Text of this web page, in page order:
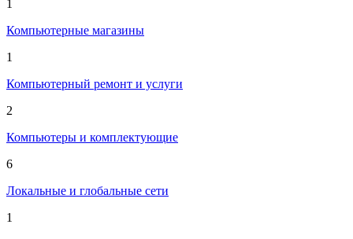
1
Компьютерные магазины
1
Компьютерный ремонт и услуги
2
Компьютеры и комплектующие
6
Локальные и глобальные сети
1